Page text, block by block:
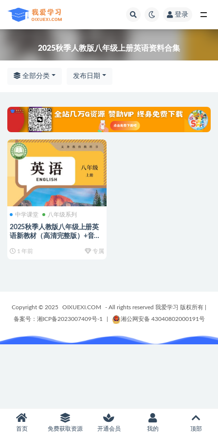
登录
2025秋季人教版八年级上册英语资料合集
全部分类 发布日期
中学课堂 八年级系列
2025秋季人教版八年级上册英
语新教材（高清完整版）+音频
元练习等
1 年前 专属
Copyright © 2025 OIXUEXI.COM - All rights reserved 我爱学习 版权所有
备案号：湘ICP备2023007409号-1
湘公网安备 43040802000191号
首页 免费获取资源 开通会员 我的 顶部